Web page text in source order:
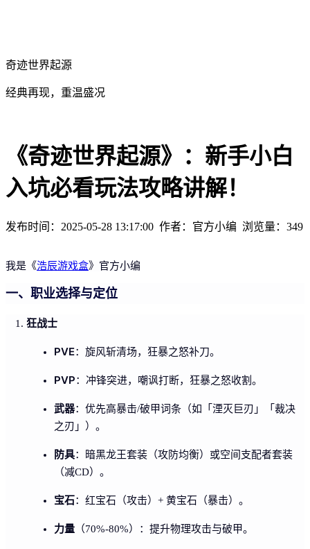
奇迹世界起源
经典再现，重温盛况
《奇迹世界起源》：新手小白
入坑必看玩法攻略讲解！
发布时间：2025-05-28 13:17:00 作者：官方小编 浏览量： 349
我是《浩辰游戏盒》官方小编
一、职业选择与定位
狂战士
PVE：旋风斩清场，狂暴之怒补刀。
PVP：冲锋突进，嘲讽打断，狂暴之怒收割。
武器：优先高暴击/破甲词条（如「湮灭巨刃」「裁决
之刃」）。
防具：暗黑龙王套装（攻防均衡）或空间支配者套装
（减CD）。
宝石：红宝石（攻击）+ 黄宝石（暴击）。
力量 （70%-80%）：提升物理攻击与破甲。